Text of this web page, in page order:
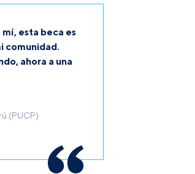
esta beca es
comunidad.
ahora a una
(PUCP)